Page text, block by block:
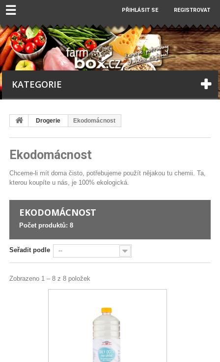
☰ PŘIHLÁSIT SE REGISTROVAT
KATEGORIE
Drogerie Ekodomácnost
Ekodomácnost
Chceme-li mít doma čisto, potřebujeme použít nějakou tu chemii. Ta,
kterou koupíte u nás, je 100% ekologická.
EKODOMÁCNOST
Počet produktů: 8
Seřadit podle --
Zobrazeno 1 – 8 z 8 položek